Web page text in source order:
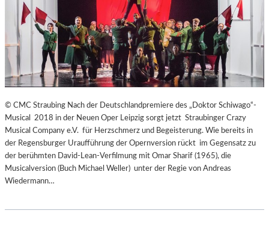
© CMC Straubing Nach der Deutschlandpremiere des „Doktor Schiwago“-
Musical 2018 in der Neuen Oper Leipzig sorgt jetzt Straubinger Crazy
Musical Company e.V. für Herzschmerz und Begeisterung. Wie bereits in
der Regensburger Uraufführung der Opernversion rückt im Gegensatz zu
der berühmten David-Lean-Verfilmung mit Omar Sharif (1965), die
Musicalversion (Buch Michael Weller) unter der Regie von Andreas
Wiedermann…